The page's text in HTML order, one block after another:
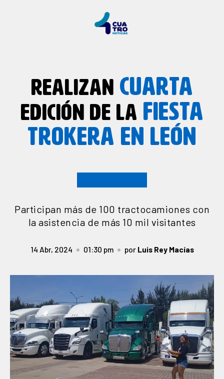
REALIZAN CUARTA
EDICIÓN DE LA FIESTA
TROKERA EN LEÓN
Participan más de 100 tractocamiones con
la asistencia de más 10 mil visitantes
14 Abr, 2024 01:30 pm por Luis Rey Macías